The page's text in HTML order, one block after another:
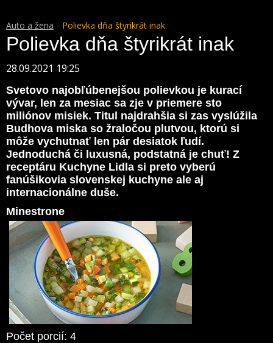
Auto a žena Polievka dňa štyrikrát inak
Polievka dňa štyrikrát inak
28.09.2021 19:25
Svetovo najobľúbenejšou polievkou je kurací
vývar, len za mesiac sa zje v priemere sto
miliónov misiek. Titul najdrahšia si zas vyslúžila
Budhova miska so žraločou plutvou, ktorú si
môže vychutnať len pár desiatok ľudí.
Jednoduchá či luxusná, podstatná je chuť! Z
receptáru Kuchyne Lidla si preto vyberú
fanúšikovia slovenskej kuchyne ale aj
internacionálne duše.
Minestrone
Počet porcií: 4